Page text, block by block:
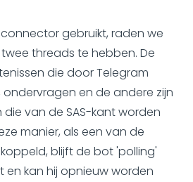
gebruikt, raden we
threads te hebben. De
die door Telegram
en de andere zijn
van de SAS-kant worden
manier, als een van de
blijft de bot 'polling'
kan hij opnieuw worden